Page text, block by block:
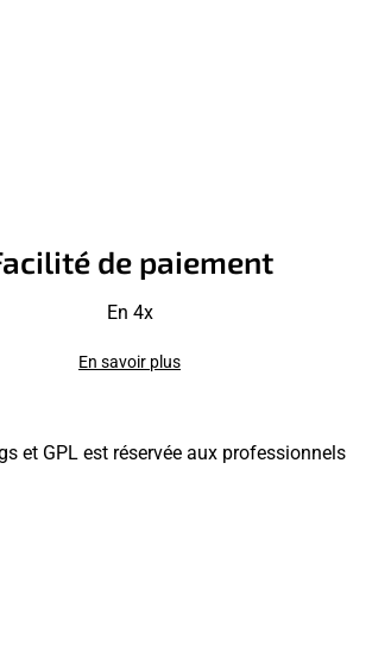
de paiement
En 4x
En savoir plus
et GPL est réservée aux professionnels